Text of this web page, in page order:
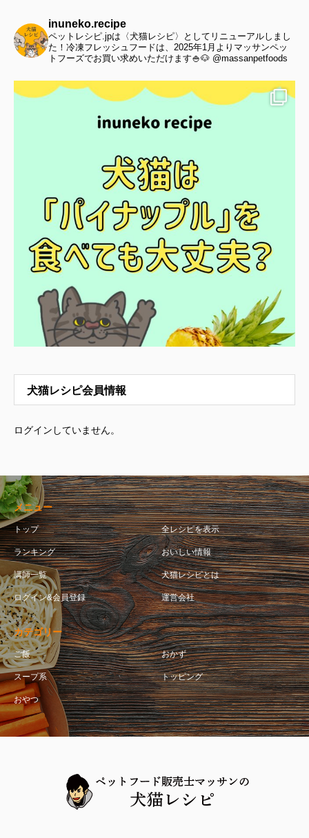
inuneko.recipe
ペットレシピ.jpは〈犬猫レシピ〉としてリニューアルしまし
た！冷凍フレッシュフードは、2025年1月よりマッサンペッ
トフーズでお買い求めいただけます🍚🐶 @massanpetfoods
犬猫レシピ会員情報
ログインしていません。
メニュー
トップ 全レシピを表示
ランキング おいしい情報
講師一覧 犬猫レシピとは
ログイン&会員登録 運営会社
カテゴリー
ご飯 おかず
スープ系 トッピング
おやつ